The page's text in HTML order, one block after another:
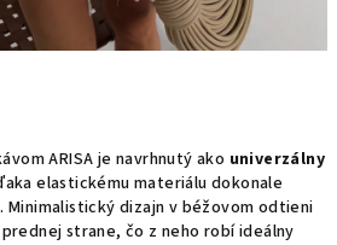
ARISA je navrhnutý ako univerzálny
elastickému materiálu dokonale
. Minimalistický dizajn v béžovom odtieni
strane, čo z neho robí ideálny